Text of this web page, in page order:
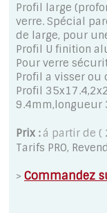
Profil large
verre. Spécial
de large, pour
Profil U finition
Pour verre
Profil a visser ou
Profil
9.4mm,longueur
Prix : á partir de (
Tarifs PRO,
> Commandez